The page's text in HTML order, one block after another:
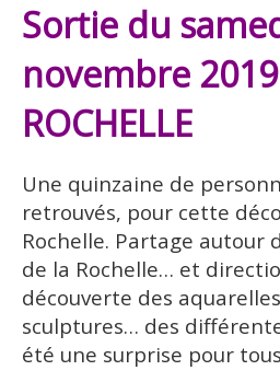
Sortie du
novembre
ROCHELLE
Une quinzaine de
retrouvés, pour cette
Rochelle. Partage autour
de la Rochelle… et
découverte des
sculptures… des
été une surprise pour